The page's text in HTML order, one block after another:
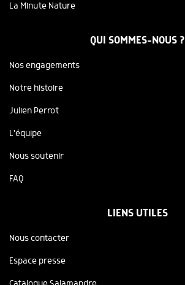
La Minute Nature
QUI SOMMES-NOUS ?
Nos engagements
Notre histoire
Julien Perrot
L'équipe
Nous soutenir
FAQ
LIENS UTILES
Nous contacter
Espace presse